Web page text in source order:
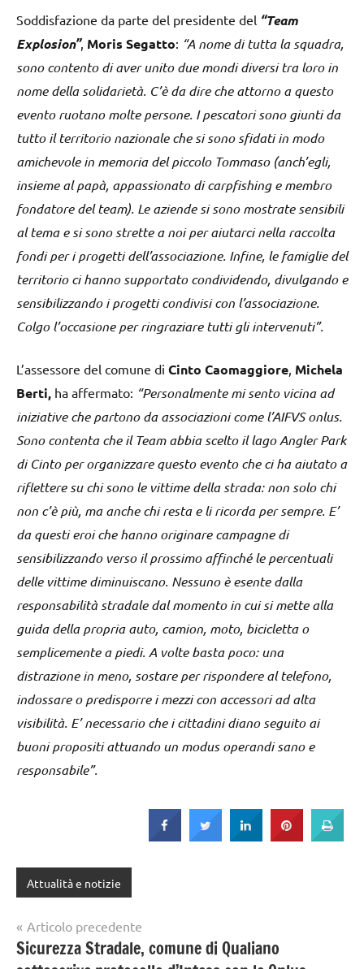
Soddisfazione da parte del presidente del “Team
Explosion”, Moris Segatto: “A nome di tutta la squadra,
sono contento di aver unito due mondi diversi tra loro in
nome della solidarietà. C’è da dire che attorno a questo
evento ruotano molte persone. I pescatori sono giunti da
tutto il territorio nazionale che si sono sfidati in modo
amichevole in memoria del piccolo Tommaso (anch’egli,
insieme al papà, appassionato di carpfishing e membro
fondatore del team). Le aziende si sono mostrate sensibili
al tema e si sono strette a noi per aiutarci nella raccolta
fondi per i progetti dell’associazione. Infine, le famiglie del
territorio ci hanno supportato condividendo, divulgando e
sensibilizzando i progetti condivisi con l’associazione.
Colgo l’occasione per ringraziare tutti gli intervenuti”.
L’assessore del comune di Cinto Caomaggiore, Michela
Berti, ha affermato: “Personalmente mi sento vicina ad
iniziative che partono da associazioni come l’AIFVS onlus.
Sono contenta che il Team abbia scelto il lago Angler Park
di Cinto per organizzare questo evento che ci ha aiutato a
riflettere su chi sono le vittime della strada: non solo chi
non c’è più, ma anche chi resta e li ricorda per sempre. E’
da questi eroi che hanno originare campagne di
sensibilizzando verso il prossimo affinché le percentuali
delle vittime diminuiscano. Nessuno è esente dalla
responsabilità stradale dal momento in cui si mette alla
guida della propria auto, camion, moto, bicicletta o
semplicemente a piedi. A volte basta poco: una
distrazione in meno, sostare per rispondere al telefono,
indossare o predisporre i mezzi con accessori ad alta
visibilità. E’ necessario che i cittadini diano seguito ai
buoni propositi attuando un modus operandi sano e
responsabile”.
Attualità e notizie
Navigazione
articoli
Articolo precedente
Sicurezza Stradale, comune di Qualiano